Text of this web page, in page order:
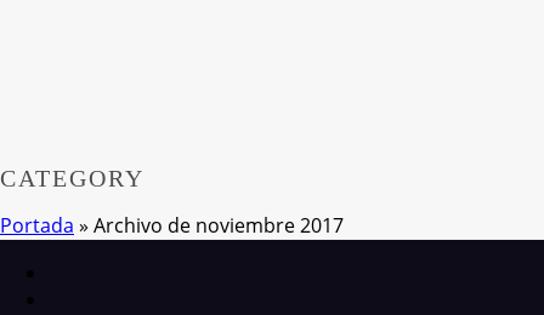
CATEGORY
Portada » Archivo de noviembre 2017